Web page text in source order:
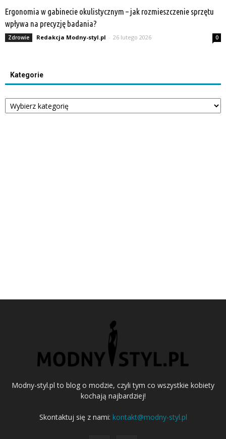
Ergonomia w gabinecie okulistycznym – jak rozmieszczenie sprzętu
wpływa na precyzję badania?
Zdrowie Redakcja Modny-styl.pl - 26 lutego 2026 0
Kategorie
Kategorie
Modny-styl.pl to blog o modzie, czyli tym co wszystkie kobiety
kochają najbardziej!
Skontaktuj się z nami: kontakt@modny-styl.pl